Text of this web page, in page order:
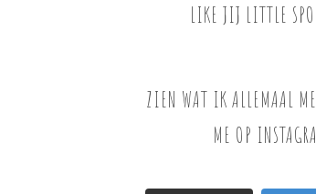
LIKE JIJ LITTLE
ZIEN WAT IK ALLEMAAL
ME OP